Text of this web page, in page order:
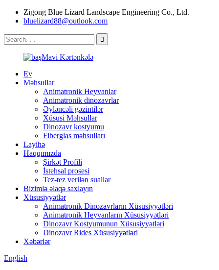
Zigong Blue Lizard Landscape Engineering Co., Ltd.
bluelizard88@outlook.com
Ev
Məhsullar
Animatronik Heyvanlar
Animatronik dinozavrlar
Əyləncəli gəzintilər
Xüsusi Məhsullar
Dinozavr kostyumu
Fiberglas məhsulları
Layihə
Haqqımızda
Şirkət Profili
İstehsal prosesi
Tez-tez verilən suallar
Bizimlə əlaqə saxlayın
Xüsusiyyətlər
Animatronik Dinozavrların Xüsusiyyətləri
Animatronik Heyvanların Xüsusiyyətləri
Dinozavr Kostyumunun Xüsusiyyətləri
Dinozavr Rides Xüsusiyyətləri
Xəbərlər
English